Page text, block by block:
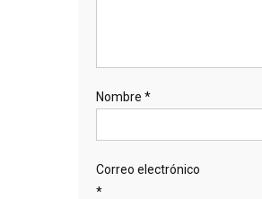
Nombre *
Correo electrónico
*